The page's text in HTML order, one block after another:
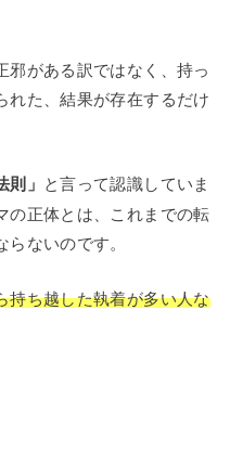
邪がある訳ではなく、持っ
れた、結果が存在するだけ
則」 と言って認識していま
の正体とは、これまでの転
ないのです。
持ち越した執着が多い人な